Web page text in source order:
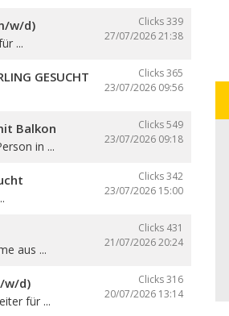
Clicks 339
27/07/202621:38
w/d)
...
Clicks 365
23/07/2026 09:56
GESUCHT
Clicks 549
23/07/2026 09:18
Balkon
in ...
Clicks 342
23/07/2026 15:00
Clicks 431
21/07/202620:24
aus ...
Clicks 316
20/07/2026 13:14
w/d)
für ...